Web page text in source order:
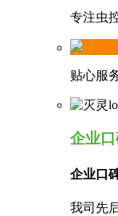
专注虫
贴心服
企业
企业口
我司先